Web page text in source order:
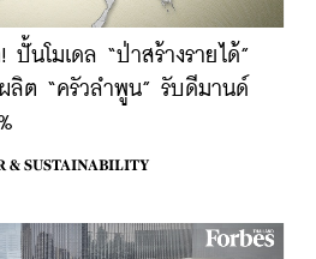
นโมเดล “ป่าสร้างรายได้”
ลิต “ครัวลำพูน” รับดีมานด์
& SUSTAINABILITY